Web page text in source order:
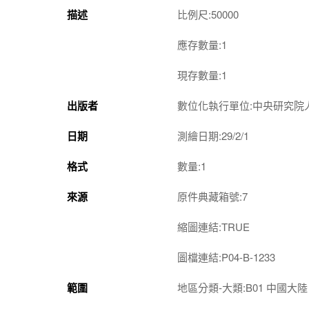
描述 比例尺:50000
應存數量:1
現存數量:1
出版者 數位化執行單位:中央研究
日期 測繪日期:29/2/1
格式 數量:1
來源 原件典藏箱號:7
縮圖連結:TRUE
圖檔連結:P04-B-1233
範圍 地區分類-大類:B01 中國大陸